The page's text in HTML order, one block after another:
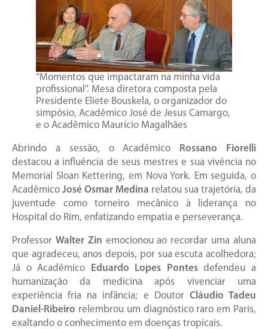
“Momentos que impactaram na minha vida
profissional”. Mesa diretora composta pela
Presidente Eliete Bouskela, o organizador do
simpósio, Acadêmico José de Jesus Camargo,
e o Acadêmico Maurício Magalhães
Abrindo a sessão, o Acadêmico
Rossano Fiorelli
destacou a influência de seus mestres e sua vivência no
Memorial Sloan Kettering, em Nova York. Em seguida, o
Acadêmico José Osmar Medina relatou sua trajetória, da
juventude como torneiro mecânico à liderança no
Hospital do Rim, enfatizando empatia e perseverança.
Professor Walter Zin emocionou ao recordar uma aluna
que agradeceu, anos depois, por sua escuta acolhedora;
Já o Acadêmico
Eduardo Lopes Pontesdefendeu a
humanização da medicina após vivenciar uma
experiência fria na infância; e Doutor Cláudio Tadeu
Daniel-Ribeiro relembrou um diagnóstico raro em Paris,
exaltando o conhecimento em doenças tropicais.